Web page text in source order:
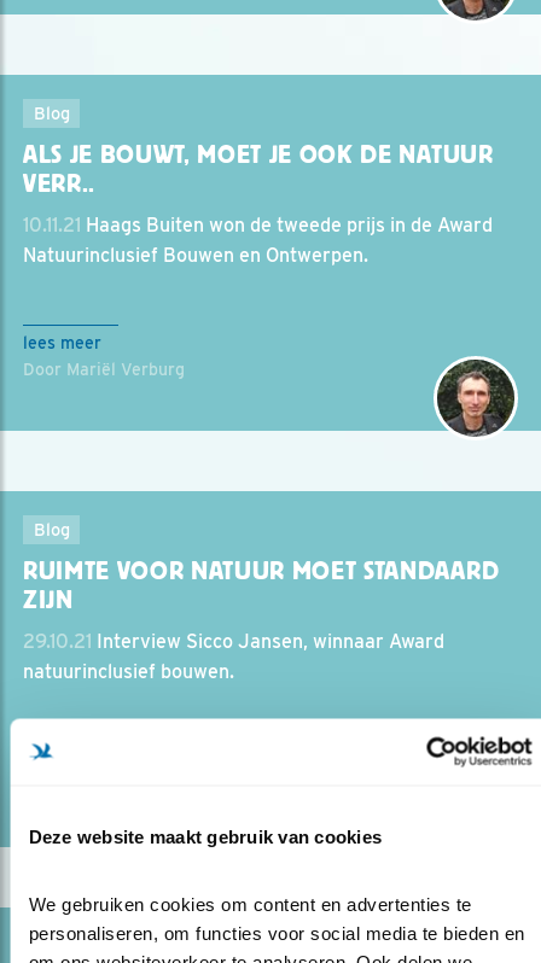
Deze website maakt gebruik van cookies
We gebruiken cookies om content en advertenties te
personaliseren, om functies voor social media te bieden en
Blog
ALS JE BOUWT, MOET JE OOK DE NATUUR
VERR..
10.11.21 Haags Buiten won de tweede prijs in de Award
Natuurinclusief Bouwen en Ontwerpen.
lees meer
Door Mariël Verburg
Blog
RUIMTE VOOR NATUUR MOET STANDAARD
ZIJN
29.10.21 Interview Sicco Jansen, winnaar Award
natuurinclusief bouwen.
lees meer
Blog